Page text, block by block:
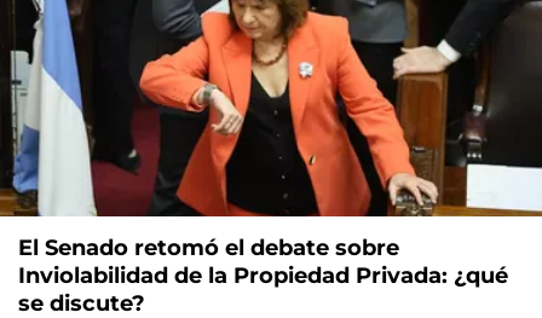
El Senado retomó el debate sobre
Inviolabilidad de la Propiedad Privada: ¿qué
se discute?